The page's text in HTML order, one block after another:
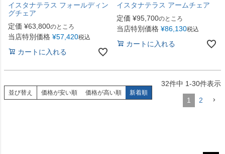
イスタナテラス フォールディン
グチェア
定価 ¥63,800のところ
当店特別価格 ¥57,420税込
カートに入れる
イスタナテラス アームチェア
定価 ¥95,700のところ
当店特別価格 ¥86,130税込
カートに入れる
並び替え 価格が安い順 価格が高い順 新着順
32件中 1-30件表示
1 2